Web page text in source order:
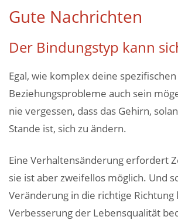
Gute Nachrichten
Der Bindungstyp kann
Egal, wie komplex deine spezifischen
Beziehungsprobleme auch sein
nie vergessen, dass das Gehirn,
Stande ist, sich zu ändern.
Eine Verhaltensänderung erfordert
sie ist aber zweifellos möglich. Und
Veränderung in die richtige Richtung
Verbesserung der Lebensqualität